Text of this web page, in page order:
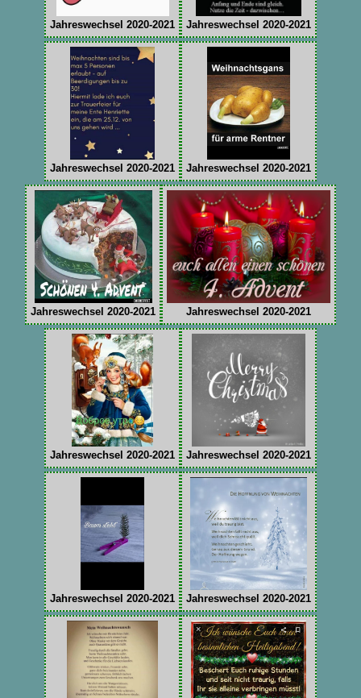
Jahreswechsel 2020-2021 Jahreswechsel 2020-2021
Jahreswechsel 2020-2021 Jahreswechsel 2020-2021
Jahreswechsel 2020-2021 Jahreswechsel 2020-2021
Jahreswechsel 2020-2021 Jahreswechsel 2020-2021
Jahreswechsel 2020-2021 Jahreswechsel 2020-2021